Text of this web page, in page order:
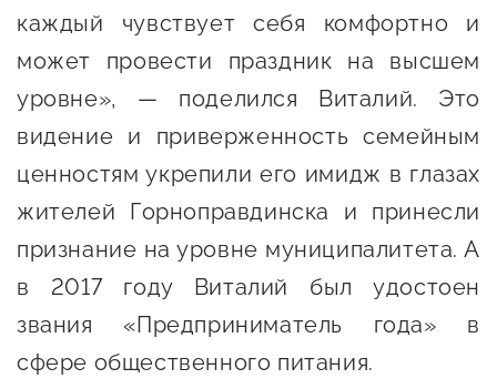
Самозанятому
Новости УФНС
Каталог грантов
Конкурсы для
предпринимателей
Сообщить о нарушении
Иностранным гражданам
Сервисы для бизнеса
каждый чувствует себя комфортно и
может провести праздник на высшем
уровне», — поделился Виталий. Это
видение и приверженность семейным
ценностям укрепили его имидж в глазах
жителей Горноправдинска и принесли
признание на уровне муниципалитета. А
в 2017 году Виталий был удостоен
звания «Предприниматель года» в
сфере общественного питания.